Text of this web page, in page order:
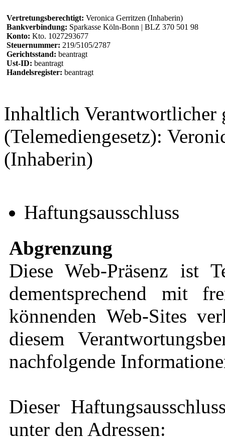
Vertretungsberechtigt: Veronica Gerritzen (Inhaberin)
Bankverbindung: Sparkasse Köln-Bonn | BLZ 370 501 98
Konto: Kto. 1027293677
Steuernummer: 219/5105/2787
Gerichtsstand: beantragt
Ust-ID: beantragt
Handelsregister: beantragt
Inhaltlich Verantwortlicher
(Telemediengesetz):
(Inhaberin)
Haftungsausschluss
Abgrenzung
Diese Web-Präsenz ist
dementsprechend mit
könnenden Web-Sites
diesem
nachfolgende
Dieser
unter den Adressen: